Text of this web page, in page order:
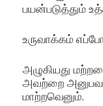
பயன்படுத்தும்
உருவாக்கம்
அழுகியது
அவற்றை
மாற்றவெனும்.